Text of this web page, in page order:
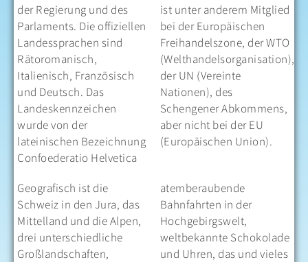
der Regierung und des
Parlaments. Die offiziellen
Landessprachen sind
Rätoromanisch,
Italienisch, Französisch
und Deutsch. Das
Landeskennzeichen
wurde von der
lateinischen Bezeichnung
Confoederatio Helvetica
ist unter anderem Mitglied
bei der Europäischen
Freihandelszone, der WTO
(Welthandelsorganisation),
der UN (Vereinte
Nationen), des
Schengener Abkommens,
aber nicht bei der EU
(Europäischen Union).
Geografisch ist die
Schweiz in den Jura, das
Mittelland und die Alpen,
drei unterschiedliche
Großlandschaften,
atemberaubende
Bahnfahrten in der
Hochgebirgswelt,
weltbekannte Schokolade
und Uhren, das und vieles